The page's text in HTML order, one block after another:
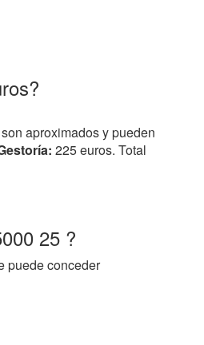
aproximados y pueden
225 euros. Total
25 ?
puede conceder